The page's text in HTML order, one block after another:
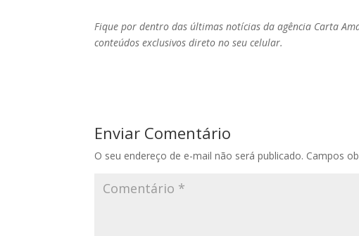
Fique por dentro das últimas notícias da agência Carta
conteúdos exclusivos direto no seu celular.
Enviar Comentário
O seu endereço de e-mail não será publicado. Campos